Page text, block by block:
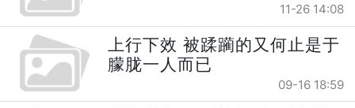
11-26 14:08
上行下效 被蹂躏的又何止是于
朦胧一人而已
09-16 18:59